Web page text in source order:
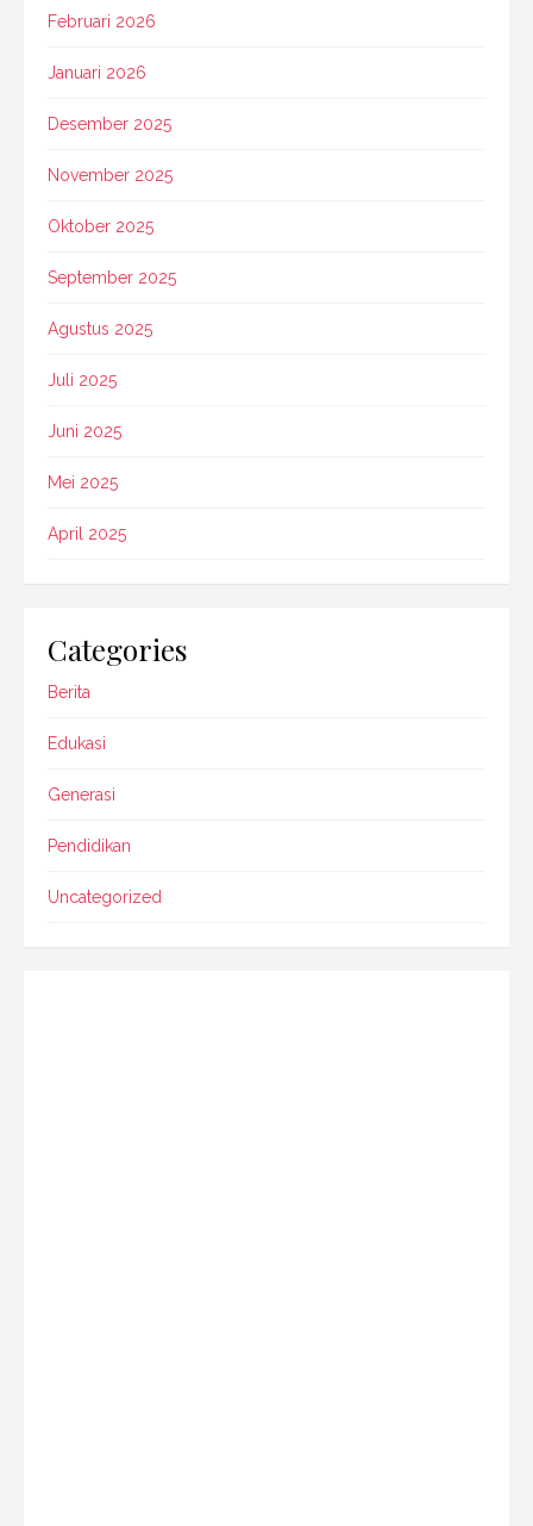
Februari 2026
Januari 2026
Desember 2025
November 2025
Oktober 2025
September 2025
Agustus 2025
Juli 2025
Juni 2025
Mei 2025
April 2025
Categories
Berita
Edukasi
Generasi
Pendidikan
Uncategorized